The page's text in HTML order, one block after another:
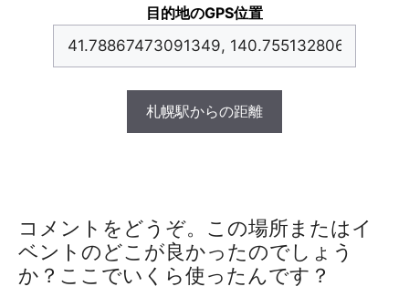
目的地のGPS位置
札幌駅からの距離
コメントをどうぞ。この場所またはイ
ベントのどこが良かったのでしょう
か？ここでいくら使ったんです？